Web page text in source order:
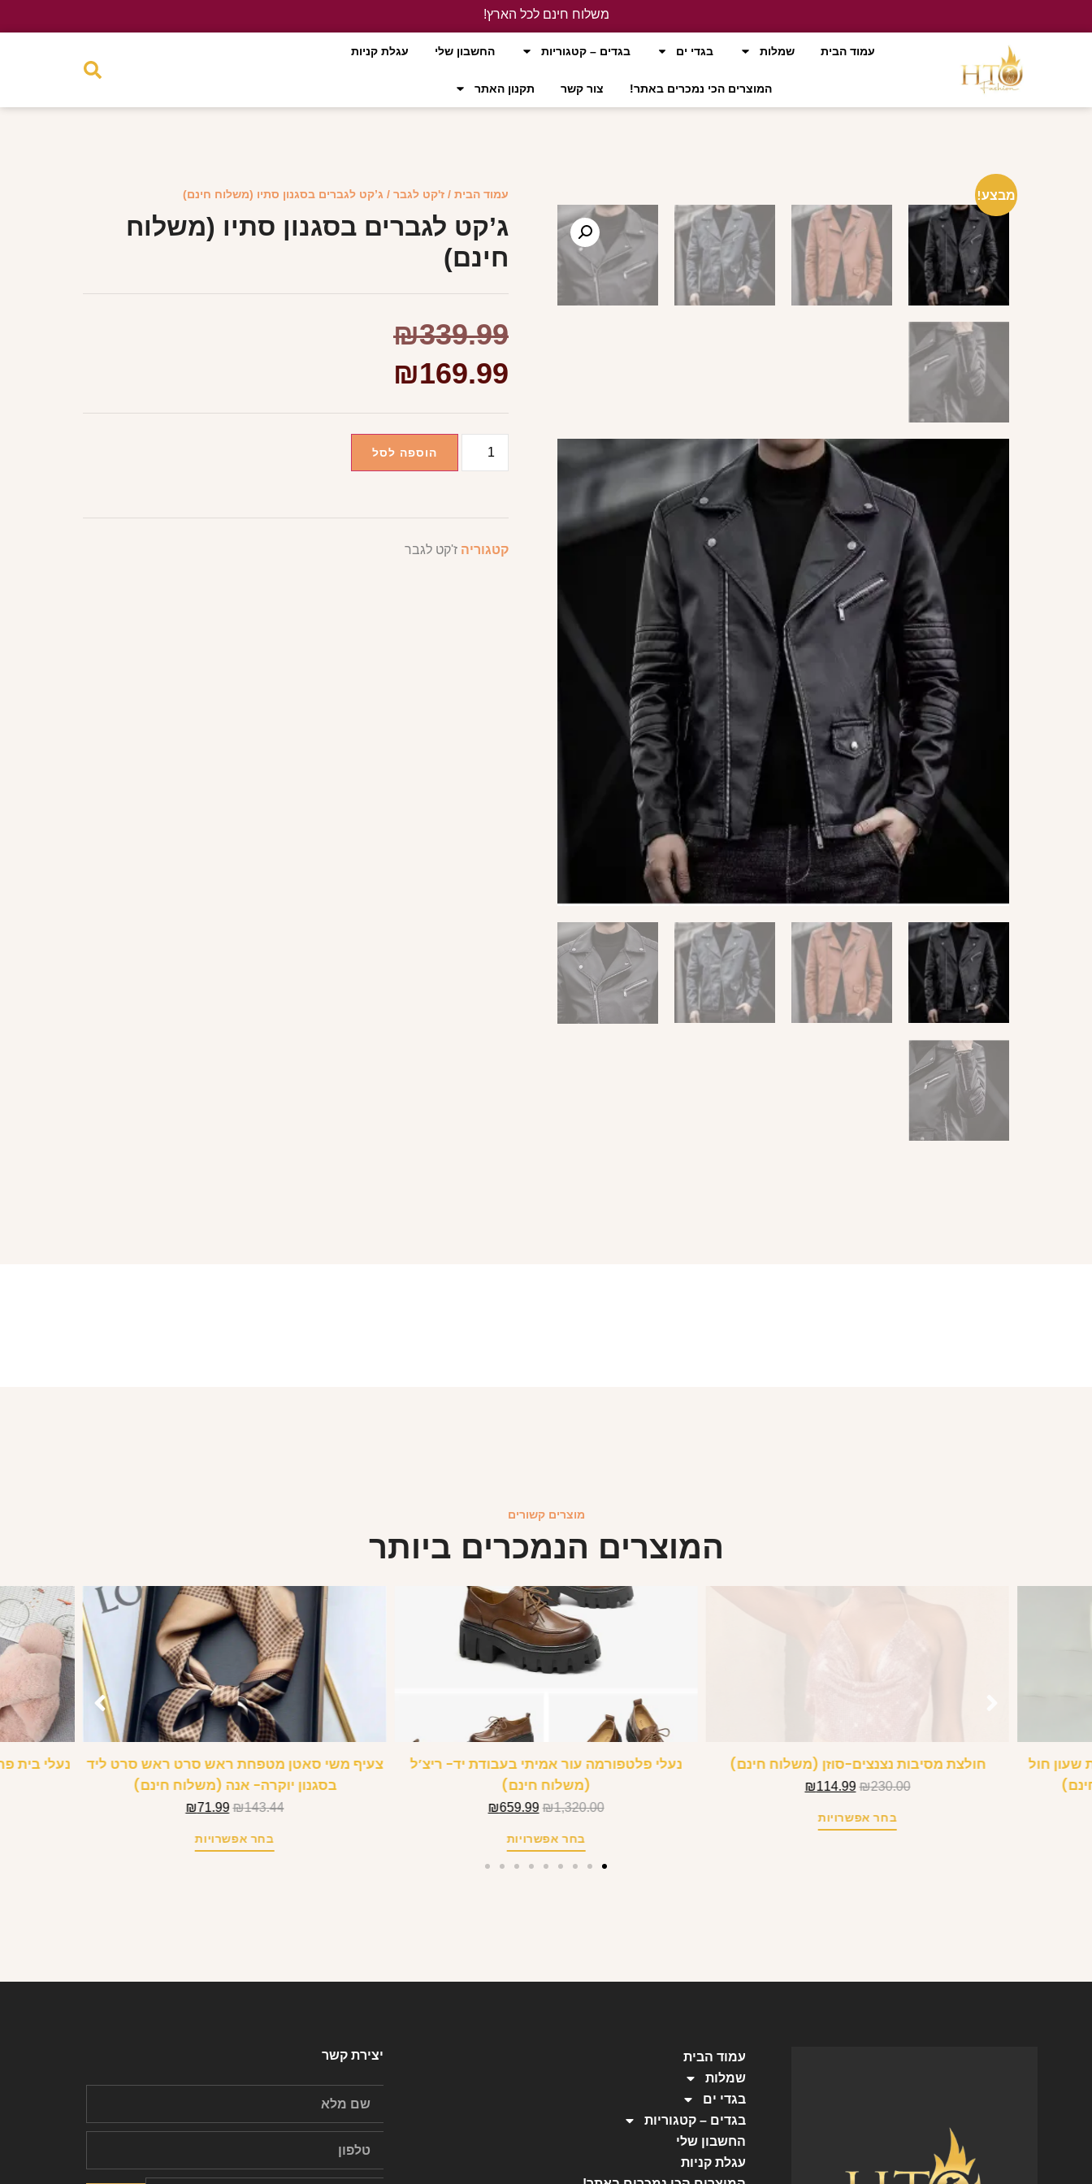
משלוח חינם לכל הארץ!
עמוד הבית
שמלות בגדי ים בגדים – קטגוריות החשבון שלי עגלת קניות
המוצרים הכי נמכרים באתר! צור קשר תקנון האתר
מבצע! עמוד הבית / ז'קט לגבר / ג’קט לגברים בסגנון סתיו (משלוח חינם)
ג’קט לגברים בסגנון סתיו (משלוח
חינם)
₪339.99
₪169.99
הוספה לסל
קטגוריה ז'קט לגבר
מוצרים קשורים
המוצרים הנמכרים ביותר
שעון חול
חולצת מסיבות נצנצים-סוזן (משלוח חינם)
₪230.00
₪114.99
בחר אפשרויות
נעלי פלטפורמה עור אמיתי בעבודת יד- ריצ’ל
(משלוח חינם)
₪1,320.00
₪659.99
בחר אפשרויות
צעיף משי סאטן מטפחת ראש סרט ראש סרט ליד
בסגנון יוקרה- אנה (משלוח חינם)
₪143.44
₪71.99
בחר אפשרויות
נעלי בית
עמוד הבית
שמלות
בגדי ים
בגדים – קטגוריות
החשבון שלי
עגלת קניות
יצירת קשר